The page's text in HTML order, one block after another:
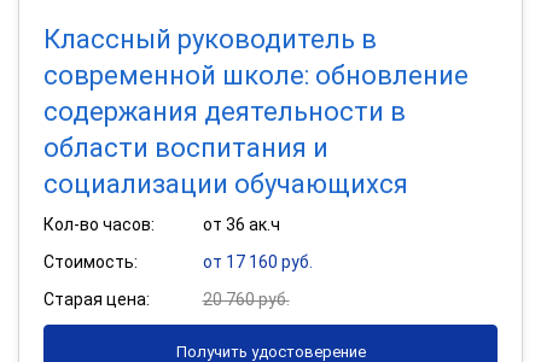
Классный руководитель в
современной школе: обновление
содержания деятельности в
области воспитания и
социализации обучающихся
Кол-во часов:
от 36 ак.ч
Стоимость:
от 17 160 руб.
Старая цена:
20 760 руб.
Получить удостоверение